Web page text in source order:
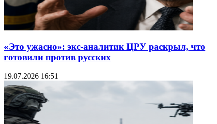
«Это ужасно»: экс-аналитик ЦРУ раскрыл, что
готовили против русских
19.07.2026 16:51